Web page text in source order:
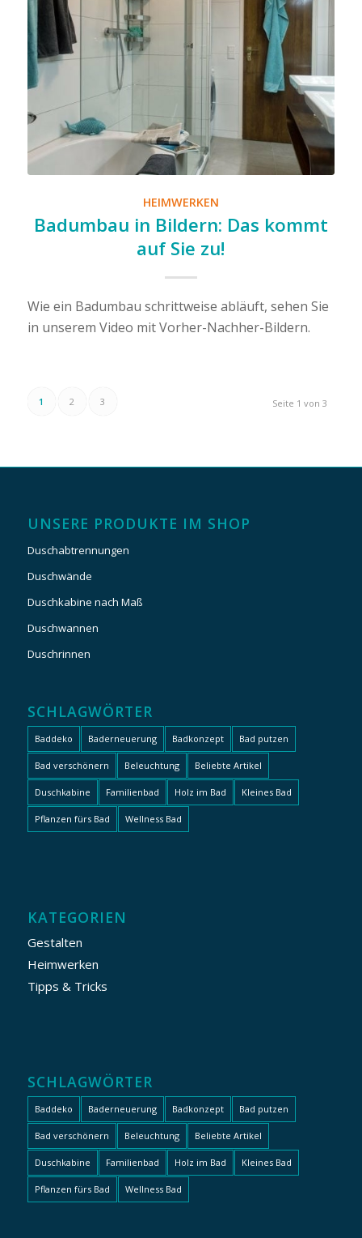
HEIMWERKEN
Badumbau in Bildern: Das kommt
auf Sie zu!
Wie ein Badumbau schrittweise abläuft, sehen Sie
in unserem Video mit Vorher-Nachher-Bildern.
Seite 1 von 3
1 2 3
UNSERE PRODUKTE IM SHOP
Duschabtrennungen
Duschwände
Duschkabine nach Maß
Duschwannen
Duschrinnen
SCHLAGWÖRTER
Baddeko Baderneuerung Badkonzept Bad putzen
Bad verschönern Beleuchtung Beliebte Artikel
Duschkabine Familienbad Holz im Bad Kleines Bad
Pflanzen fürs Bad Wellness Bad
KATEGORIEN
Gestalten
Heimwerken
Tipps & Tricks
SCHLAGWÖRTER
Baddeko Baderneuerung Badkonzept Bad putzen
Bad verschönern Beleuchtung Beliebte Artikel
Duschkabine Familienbad Holz im Bad Kleines Bad
Pflanzen fürs Bad Wellness Bad